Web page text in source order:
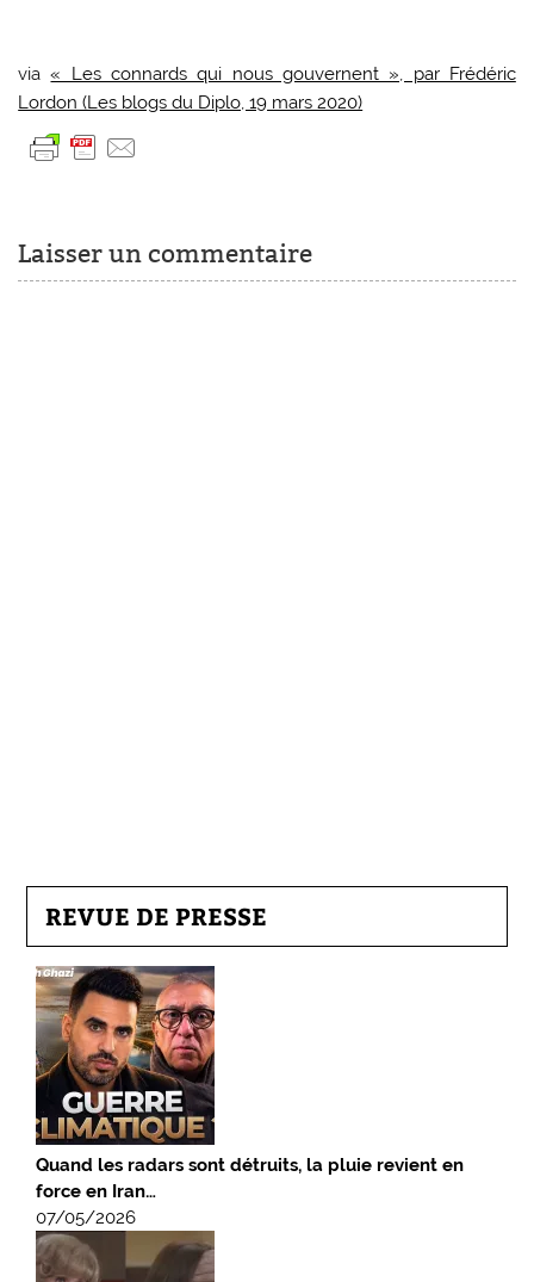
via« Les connards qui nous gouvernent », par Frédéric
Lordon (Les blogs du Diplo, 19 mars 2020)
Laisser un commentaire
REVUE DE PRESSE
Quand les radars sont détruits, la pluie revient en
force en Iran…
07/05/2026